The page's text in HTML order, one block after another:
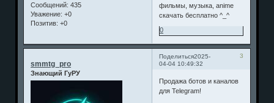
Сообщений: 435
Уважение: +0
Позитив: +0
фильмы, музыка, anime
скачать бесплатно ^_^
0
Поделиться 3
2025-
04-04 10:49:32
smmtg_pro
Знающий ГуРУ
Продажа ботов и каналов
для Telegram!